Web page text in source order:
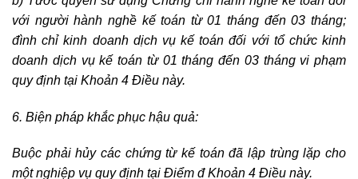
với người hành nghề kế toán từ 01 tháng đến 03 tháng;
đình chỉ kinh doanh dịch vụ kế toán đối với tổ chức kinh
doanh dịch vụ kế toán từ 01 tháng đến 03 tháng vi phạm
quy định tại Khoản 4 Điều này.
6. Biện pháp khắc phục hậu quả:
Buộc phải hủy các chứng từ kế toán đã lập trùng lặp cho
một nghiệp vụ quy định tại Điểm đ Khoản 4 Điều này.